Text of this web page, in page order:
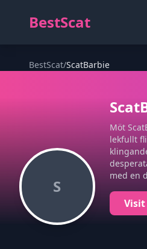
BestScat
BestScat/ScatBarbie
S
Möt
lekfullt
med en
Visit